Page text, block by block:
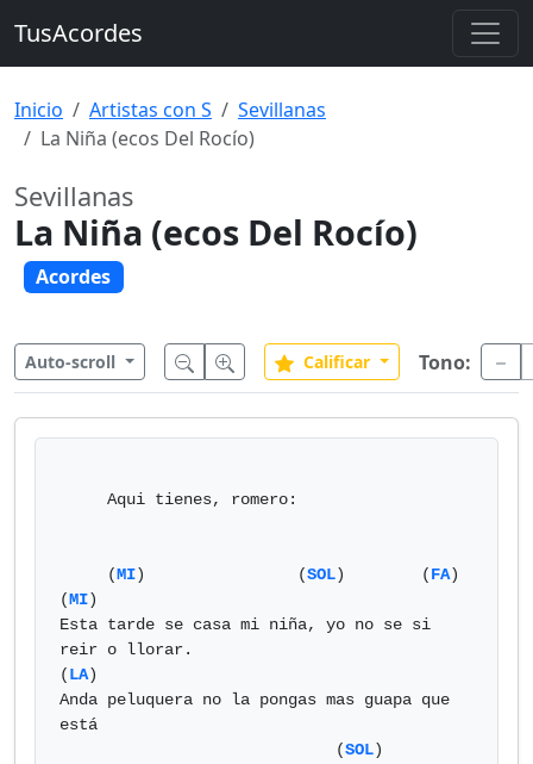
TusAcordes
Inicio Artistas con S
Sevillanas
La Niña (ecos Del Rocío)
Sevillanas
La Niña (ecos Del Rocío)
Acordes
Auto-scroll Calificar Tono:
     (
MI)                (SOL)        (FA)
(MI)
Esta tarde se casa mi niña, yo no se si
reir o llorar.
(LA)
Anda peluquera no la pongas mas guapa que
está
                             (
SOL)